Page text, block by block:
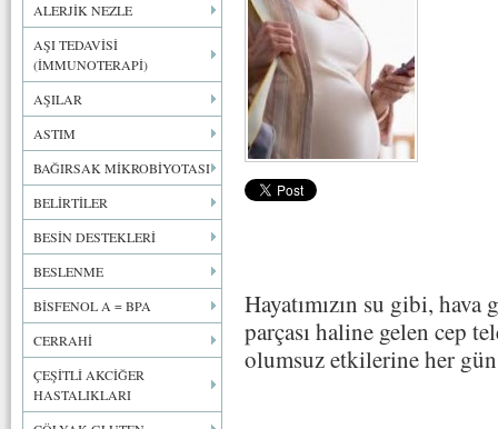
ALERJİK NEZLE
AŞI TEDAVİSİ
(İMMUNOTERAPİ)
AŞILAR
ASTIM
BAĞIRSAK MİKROBİYOTASI
BELİRTİLER
BESİN DESTEKLERİ
BESLENME
BİSFENOL A = BPA
CERRAHİ
ÇEŞİTLİ AKCİĞER
HASTALIKLARI
Hayatımızın su gibi,
parçası haline gelen cep
olumsuz etkilerine her